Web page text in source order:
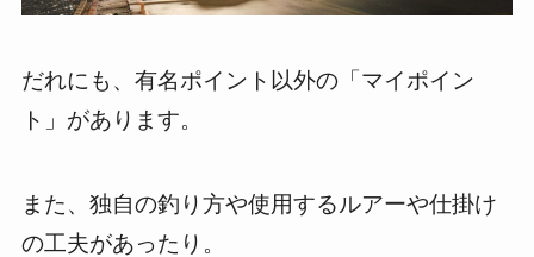
だれにも、有名ポイント以外の「マイポイン
ト」があります。
また、独自の釣り方や使用するルアーや仕掛け
の工夫があったり。